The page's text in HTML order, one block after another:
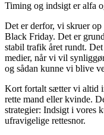
Timing og indsigt er alfa
Det er derfor, vi skruer
Black Friday. Det er
stabil trafik året rundt.
medier, når vi vil
og sådan kunne vi blive
Kort fortalt sætter vi altid
rette mand eller kvinde.
strategier: Indsigt i vores
ufravigelige rettesnor.